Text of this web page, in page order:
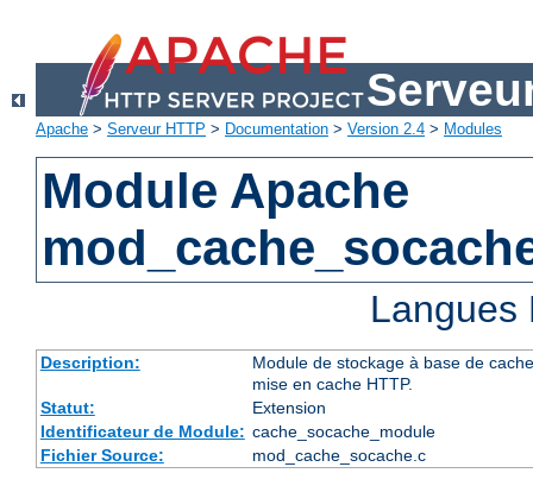
Apache > Serveur HTTP > Documentation > Version 2.4 > Modules
Module Apache
Description:
Module de stockage à base de
mise en cache HTTP.
Statut:
Extension
Identificateur de Module: cache_socache_module
Fichier Source:
mod_cache_socache.c